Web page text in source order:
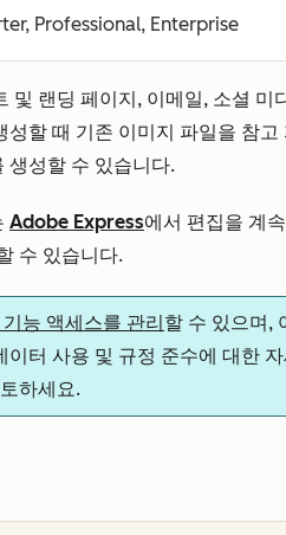
Professional, Enterprise
및 랜딩 페이지, 이메일, 소셜
성할 때 기존 이미지 파일을 참
생성할 수 있습니다.
Adobe Express에서 편집을 계
수 있습니다.
능 액세스를 관리할 수 있으며,
이터 사용 및 규정 준수에 대한
하세요.